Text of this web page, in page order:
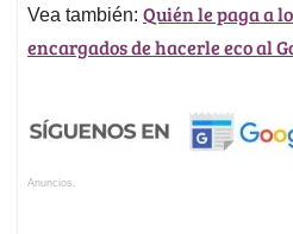
Vea también: Quién le paga a
encargados de hacerle eco al
Anuncios.